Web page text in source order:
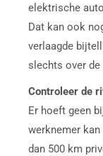
elektrische
Dat kan ook
verlaagde
slechts over de
Controleer de
Er hoeft geen
werknemer
dan 500 km